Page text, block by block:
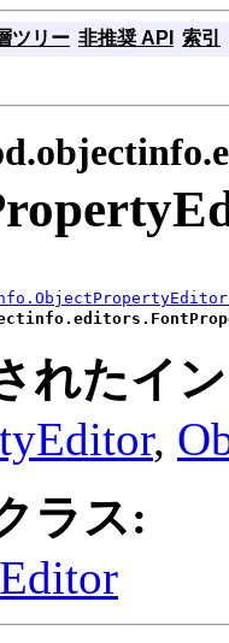
ツリー 非推奨 API 索引
れたイ
,
ラス: